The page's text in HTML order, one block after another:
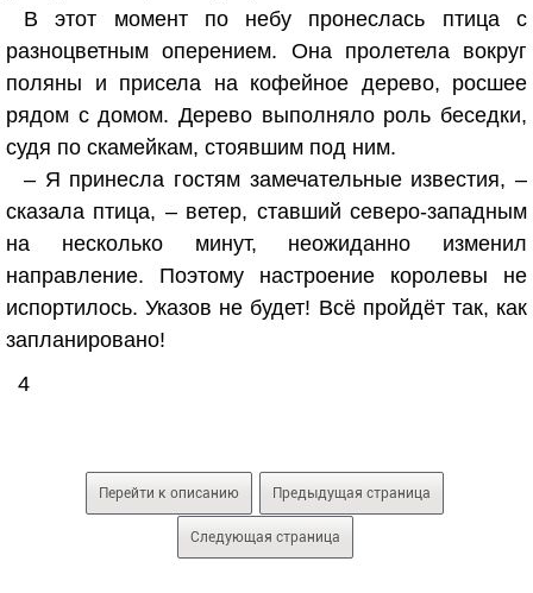
В этот момент по небу пронеслась птица с
разноцветным оперением. Она пролетела вокруг
поляны и присела на кофейное дерево, росшее
рядом с домом. Дерево выполняло роль беседки,
судя по скамейкам, стоявшим под ним.
– Я принесла гостям замечательные известия, –
сказала птица, – ветер, ставший северо-западным
на несколько минут, неожиданно изменил
направление. Поэтому настроение королевы не
испортилось. Указов не будет! Всё пройдёт так, как
запланировано!
4
Перейти к описанию Предыдущая страница
Следующая страница